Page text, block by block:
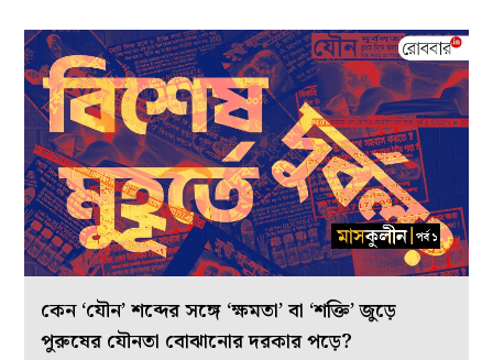
কেন ‘যৌন’ শব্দের সঙ্গে ‘ক্ষমতা’ বা ‘শক্তি’ জুড়ে
পুরুষের যৌনতা বোঝানোর দরকার পড়ে?